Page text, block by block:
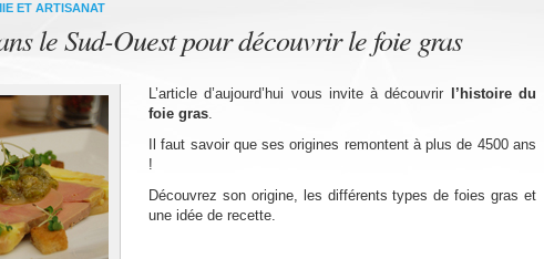
ET ARTISANAT
le Sud-Ouest pour découvrir le foie gras
L’article d’aujourd’hui vous invite à découvrir l’histoire du
foie gras.
Il faut savoir que ses origines remontent à plus de 4500 ans
!
Découvrez son origine, les différents types de foies gras et
une idée de recette.